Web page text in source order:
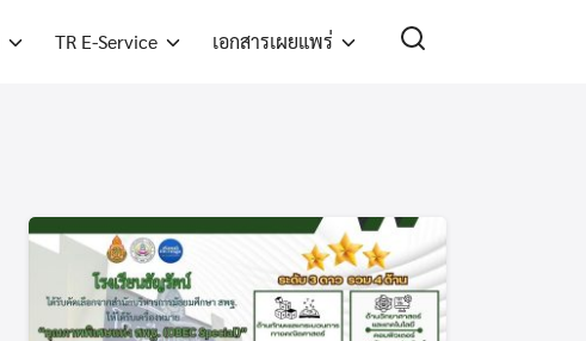
TR E-Service เอกสารเผยแพร่